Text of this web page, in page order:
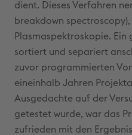
dient. Dieses Verfahren
breakdown
Plasmaspektroskopie. Ein
sortiert und separiert
zuvor programmierten
eineinhalb Jahren
Ausgedachte auf der
getestet wurde, war das
zufrieden mit den